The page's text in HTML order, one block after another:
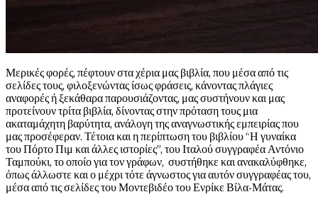
Μερικές φορές, πέφτουν στα χέρια μας βιβλία, που μέσα από τις
σελίδες τους, φιλοξενώντας ίσως φράσεις, κάνοντας πλάγιες
αναφορές ή ξεκάθαρα παρουσιάζοντας, μας συστήνουν και μας
προτείνουν τρίτα βιβλία, δίνοντας στην πρόταση τους μια
ακαταμάχητη βαρύτητα, ανάλογη της αναγνωστικής εμπειρίας που
μας προσέφεραν. Τέτοια και η περίπτωση του βιβλίου “Η γυναίκα
του Πόρτο Πιμ και άλλες ιστορίες”, του Ιταλού συγγραφέα Αντόνιο
Ταμπούκι, το οποίο για τον γράφων, συστήθηκε και ανακαλύφθηκε,
όπως άλλωστε και ο μέχρι τότε άγνωστος για αυτόν συγγραφέας του,
μέσα από τις σελίδες του Μοντεβιδέο του Ενρίκε Βίλα-Μάτας.